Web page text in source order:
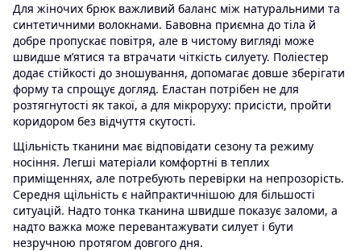
Для жіночих брюк важливий баланс між натуральними та
синтетичними волокнами. Бавовна приємна до тіла й
добре пропускає повітря, але в чистому вигляді може
швидше м’ятися та втрачати чіткість силуету. Поліестер
додає стійкості до зношування, допомагає довше зберігати
форму та спрощує догляд. Еластан потрібен не для
розтягнутості як такої, а для мікроруху: присісти, пройти
коридором без відчуття скутості.
Щільність тканини має відповідати сезону та режиму
носіння. Легші матеріали комфортні в теплих
приміщеннях, але потребують перевірки на непрозорість.
Середня щільність є найпрактичнішою для більшості
ситуацій. Надто тонка тканина швидше показує заломи, а
надто важка може перевантажувати силует і бути
незручною протягом довгого дня.